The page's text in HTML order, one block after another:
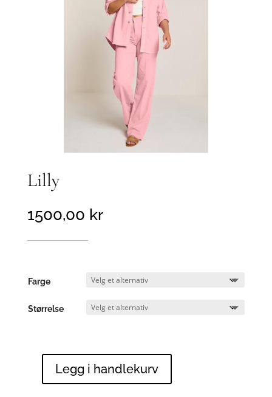
Lilly
1500,00 kr
Farge
Størrelse
Legg i handlekurv